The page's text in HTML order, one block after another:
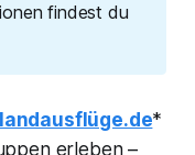
findest du
*
erleben –